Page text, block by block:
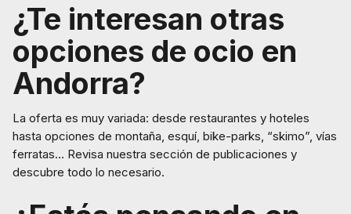
¿Te interesan otras
opciones de ocio en
Andorra?
La oferta es muy variada: desde restaurantes y hoteles
hasta opciones de montaña, esquí, bike-parks, “skimo”, vías
ferratas… Revisa nuestra sección de publicaciones y
descubre todo lo necesario.